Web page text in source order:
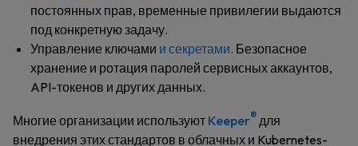
постоянных прав, временные привилегии выдаются
под конкретную задачу.
Управление ключами и секретами. Безопасное
хранение и ротация паролей сервисных аккаунтов,
API-токенов и других данных.
Многие организации используют Keeper®для
внедрения этих стандартов в облачных и Kubernetes-